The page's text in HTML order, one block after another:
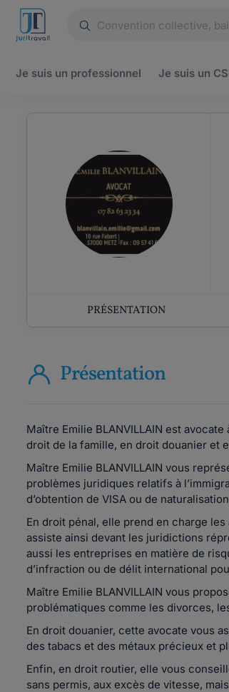
Je suis un professionnel Je suis un
PRÉSENTATION
Présentation
Maître Emilie BLANVILLAIN est
droit de la famille, en droit douanier et
Maître Emilie BLANVILLAIN vous
problèmes juridiques relatifs à
d’obtention de VISA ou de
En droit pénal, elle prend en charge
assiste ainsi devant les juridictions
aussi les entreprises en matière de
d’infraction ou de délit international
Maître Emilie BLANVILLAIN vous
problématiques comme les divorces,
En droit douanier, cette avocate vous
des tabacs et des métaux précieux et
Enfin, en droit routier, elle vous
sans permis, aux excès de vitesse,